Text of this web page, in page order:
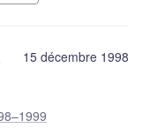
15 décembre 1998